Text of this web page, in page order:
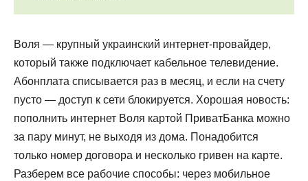
Воля — крупный украинский интернет-провайдер,
который также подключает кабельное телевидение.
Абонплата списывается раз в месяц, и если на счету
пусто — доступ к сети блокируется. Хорошая новость:
пополнить интернет Воля картой ПриватБанка можно
за пару минут, не выходя из дома. Понадобится
только номер договора и несколько гривен на карте.
Разберем все рабочие способы: через мобильное